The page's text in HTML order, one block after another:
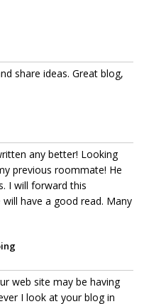
share ideas. Great blog,
any better! Looking
previous roommate! He
I will forward this
have a good read. Many
web site may be having
I look at your blog in